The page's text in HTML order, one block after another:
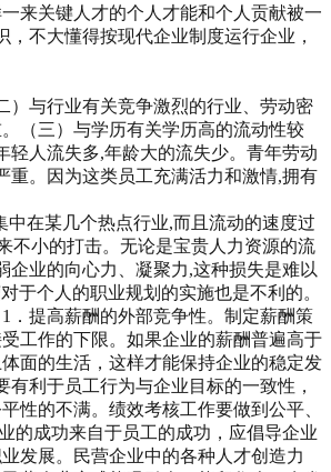
来关键人才的个人才能和个人贡献被一
不大懂得按现代企业制度运行企业，
）与行业有关竞争激烈的行业、劳动密
（三）与学历有关学历高的流动性较
人流失多,年龄大的流失少。青年劳动
重。因为这类员工充满活力和激情,拥有
在某几个热点行业,而且流动的速度过
不小的打击。无论是宝贵人力资源的流
业的向心力、凝聚力,这种损失是难以
于个人的职业规划的实施也是不利的。
提高薪酬的外部竞争性。制定薪酬策
工作的下限。如果企业的薪酬普遍高于
面的生活，这样才能保持企业的稳定发
利于员工行为与企业目标的一致性，
性的不满。绩效考核工作要做到公平、
成功来自于员工的成功，应倡导企业
发展。民营企业中的各种人才创造力